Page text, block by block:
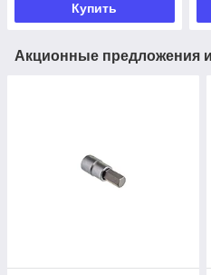
Купить
Акционные предложения